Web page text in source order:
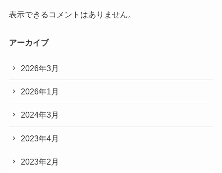
表示できるコメントはありません。
アーカイブ
2026年3月
2026年1月
2024年3月
2023年4月
2023年2月